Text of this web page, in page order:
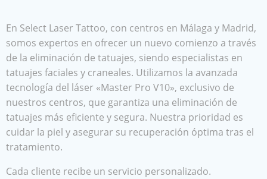
En Select Laser Tattoo, con centros en Málaga y Madrid,
somos expertos en ofrecer un nuevo comienzo a través
de la eliminación de tatuajes, siendo especialistas en
tatuajes faciales y craneales. Utilizamos la avanzada
tecnología del láser «Master Pro V10», exclusivo de
nuestros centros, que garantiza una eliminación de
tatuajes más eficiente y segura. Nuestra prioridad es
cuidar la piel y asegurar su recuperación óptima tras el
tratamiento.
Cada cliente recibe un servicio personalizado.